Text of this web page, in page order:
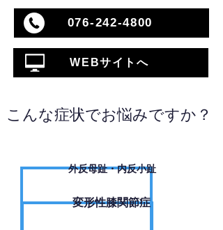
076-242-4800
WEBサイトへ
こんな症状でお悩みですか？
外反母趾・内反小趾
変形性膝関節症